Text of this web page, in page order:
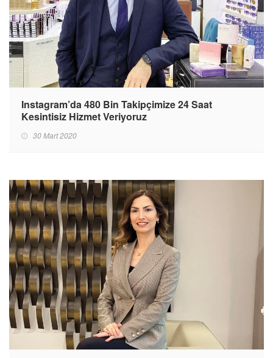
Instagram’da 480 Bin Takipçimize 24 Saat
Kesintisiz Hizmet Veriyoruz
30 Mart 2020